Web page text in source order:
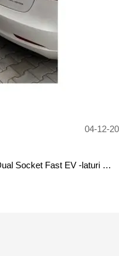
04-12-
EV -laturi asennettu Puolaan, 2024